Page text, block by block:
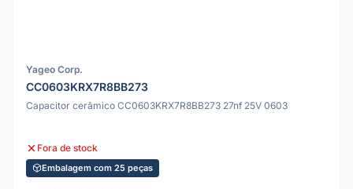
Yageo Corp.
CC0603KRX7R8BB273
Capacitor cerâmico CC0603KRX7R8BB273 27nf 25V 0603
Fora de stock
Embalagem com 25 peças